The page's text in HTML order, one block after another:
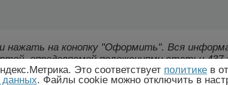
и нажать на конопку "Оформить". Вся
определяемой положениями статьи 437
изменены производителем без
Это соответствует политике в
данных. Файлы cookie можно отключить в